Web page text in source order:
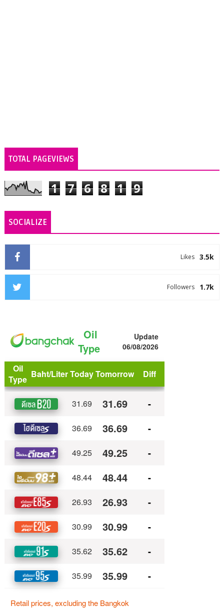
TOTAL PAGEVIEWS
1 7 6 8 1 9
SOCIALIZE
3.5k
Likes
1.7k
Followers